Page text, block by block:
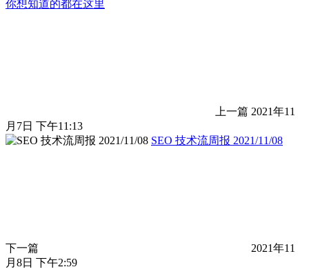
你想知道的都在这里
上一篇 2021年11
月7日 下午11:13
SEO 技术流周报 2021/11/08
下一篇
2021年11
月8日 下午2:59